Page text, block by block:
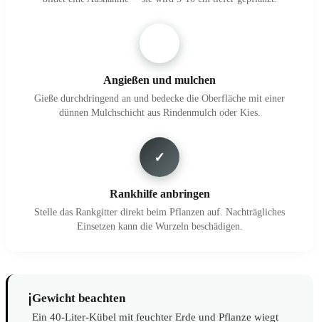
Angießen und mulchen
Gieße durchdringend an und bedecke die Oberfläche mit einer
dünnen Mulchschicht aus Rindenmulch oder Kies.
✓
Rankhilfe anbringen
Stelle das Rankgitter direkt beim Pflanzen auf. Nachträgliches
Einsetzen kann die Wurzeln beschädigen.
ℹ️Gewicht beachten
Ein 40-Liter-Kübel mit feuchter Erde und Pflanze wiegt